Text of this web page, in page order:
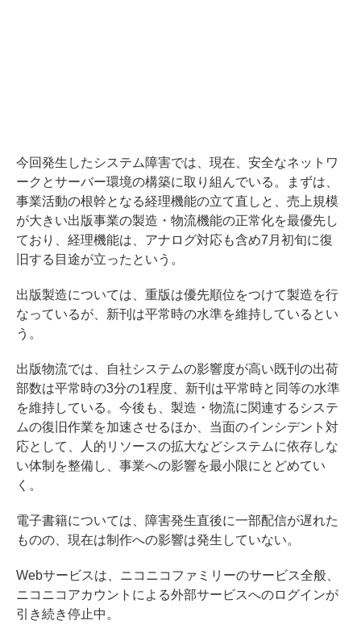
今回発生したシステム障害では、現在、安全なネットワ
ークとサーバー環境の構築に取り組んでいる。まずは、
事業活動の根幹となる経理機能の立て直しと、売上規模
が大きい出版事業の製造・物流機能の正常化を最優先し
ており、経理機能は、アナログ対応も含め7月初旬に復
旧する目途が立ったという。
出版製造については、重版は優先順位をつけて製造を行
なっているが、新刊は平常時の水準を維持しているとい
う。
出版物流では、自社システムの影響度が高い既刊の出荷
部数は平常時の3分の1程度、新刊は平常時と同等の水準
を維持している。今後も、製造・物流に関連するシステ
ムの復旧作業を加速させるほか、当面のインシデント対
応として、人的リソースの拡大などシステムに依存しな
い体制を整備し、事業への影響を最小限にとどめてい
く。
電子書籍については、障害発生直後に一部配信が遅れた
ものの、現在は制作への影響は発生していない。
Webサービスは、ニコニコファミリーのサービス全般、
ニコニコアカウントによる外部サービスへのログインが
引き続き停止中。